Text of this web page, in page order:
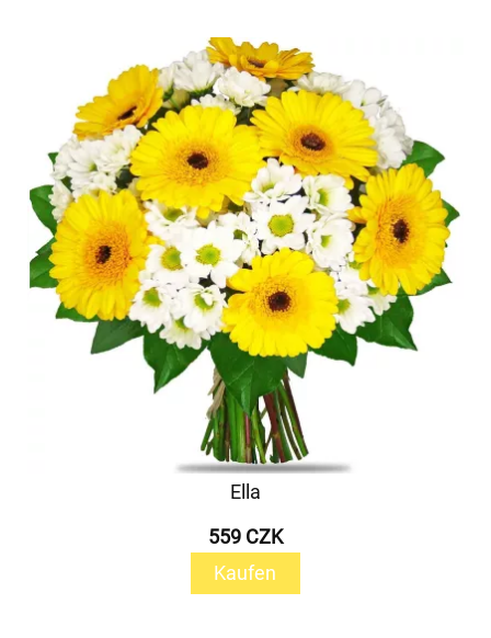
Ella
559 CZK
Kaufen